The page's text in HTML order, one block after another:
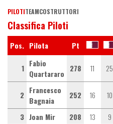
Classifica Piloti
PILOTITEAMCOSTRUTTORI
Pos. Pilota Pt
1 Fabio
Quartararo
278 11 25
2 Francesco
Bagnaia
252 16 10
3 Joan Mir 208 13 9